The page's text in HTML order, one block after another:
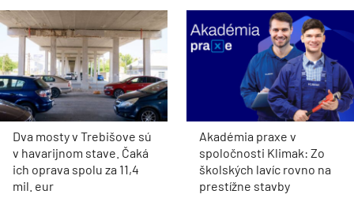
Dva mosty v Trebišove sú
v havarijnom stave. Čaká
ich oprava spolu za 11,4
mil. eur
Akadémia praxe v
spoločnosti Klimak: Zo
školských lavíc rovno na
prestížne stavby